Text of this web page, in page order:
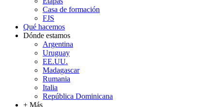
Casa de formación
FJS
Qué hacemos
Dónde estamos
Argentina
Uruguay
EE.UU.
Madagascar
Rumania
Italia
República Dominicana
+ Más